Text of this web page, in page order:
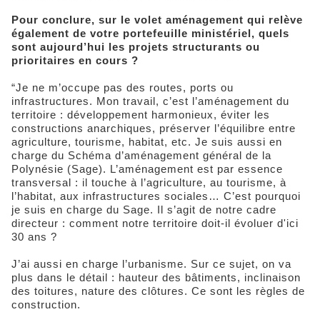
Pour conclure, sur le volet aménagement qui relève
également de votre portefeuille ministériel, quels
sont aujourd’hui les projets structurants ou
prioritaires en cours ?
“Je ne m’occupe pas des routes, ports ou
infrastructures. Mon travail, c’est l’aménagement du
territoire : développement harmonieux, éviter les
constructions anarchiques, préserver l’équilibre entre
agriculture, tourisme, habitat, etc. Je suis aussi en
charge du Schéma d’aménagement général de la
Polynésie (Sage). L’aménagement est par essence
transversal : il touche à l’agriculture, au tourisme, à
l’habitat, aux infrastructures sociales… C’est pourquoi
je suis en charge du Sage. Il s’agit de notre cadre
directeur : comment notre territoire doit-il évoluer d'ici
30 ans ?
J’ai aussi en charge l’urbanisme. Sur ce sujet, on va
plus dans le détail : hauteur des bâtiments, inclinaison
des toitures, nature des clôtures. Ce sont les règles de
construction.